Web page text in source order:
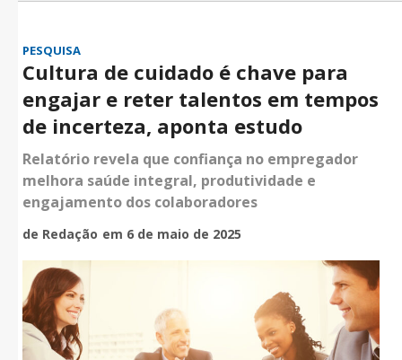
PESQUISA
Cultura de cuidado é chave para
engajar e reter talentos em tempos
de incerteza, aponta estudo
Relatório revela que confiança no empregador
melhora saúde integral, produtividade e
engajamento dos colaboradores
de Redação em 6 de maio de 2025